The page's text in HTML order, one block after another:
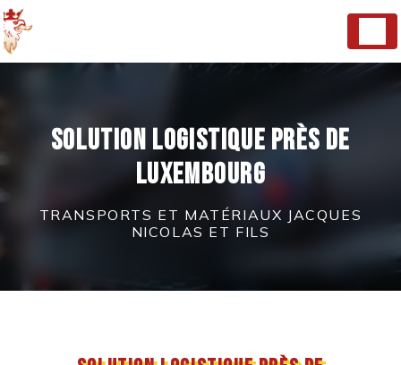
Solution logistique près de
Luxembourg
TRANSPORTS ET MATÉRIAUX JACQUES
NICOLAS ET FILS
Panneau de gestion des cookies